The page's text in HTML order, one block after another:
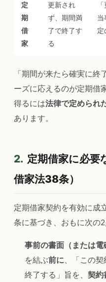
定
期
借
家
更新され
ず、期間満
了で終了す
る
当
定
「期間が来たら確実に
ーズに応えるのが定期借
得るには法律で定められ
あります。
2. 定期借家に必要
借家法38条）
定期借家契約を有効に成
条に基づき、おもに次の
事前の書面（または電
を結ぶ前に、「この
終了する」旨を、 契約